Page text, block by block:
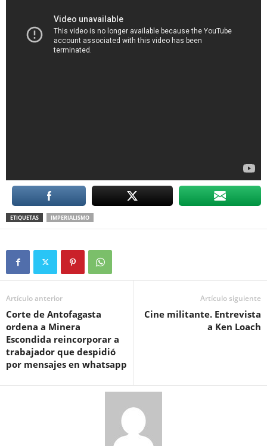
ETIQUETAS IMPERIALISMO
Artículo anterior
Corte de Antofagasta
ordena a Minera
Escondida reincorporar a
trabajador que despidió
por mensajes en whatsapp
Artículo siguiente
Cine militante. Entrevista
a Ken Loach